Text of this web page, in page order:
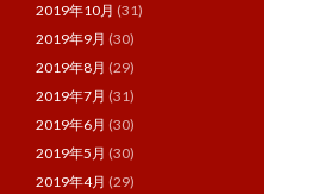
2019年10月 (31)
2019年9月 (30)
2019年8月 (29)
2019年7月 (31)
2019年6月 (30)
2019年5月 (30)
2019年4月 (29)